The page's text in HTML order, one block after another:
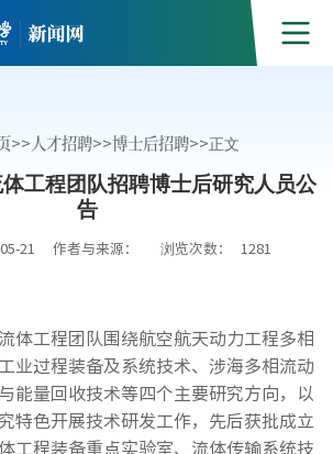
>>人才招聘>>博士后招聘>>正文
工程团队招聘博士后研究人员公
告
21 作者与来源： 浏览次数： 1281
体工程团队围绕航空航天动力工程多相
业过程装备及系统技术、涉海多相流动
能量回收技术等四个主要研究方向，以
特色开展技术研发工作，先后获批成立
工程装备重点实验室、流体传输系统技